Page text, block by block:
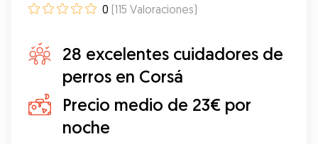
0 (115 Valoraciones)
28 excelentes cuidadores de
perros en Corsá
Precio medio de 23€ por
noche